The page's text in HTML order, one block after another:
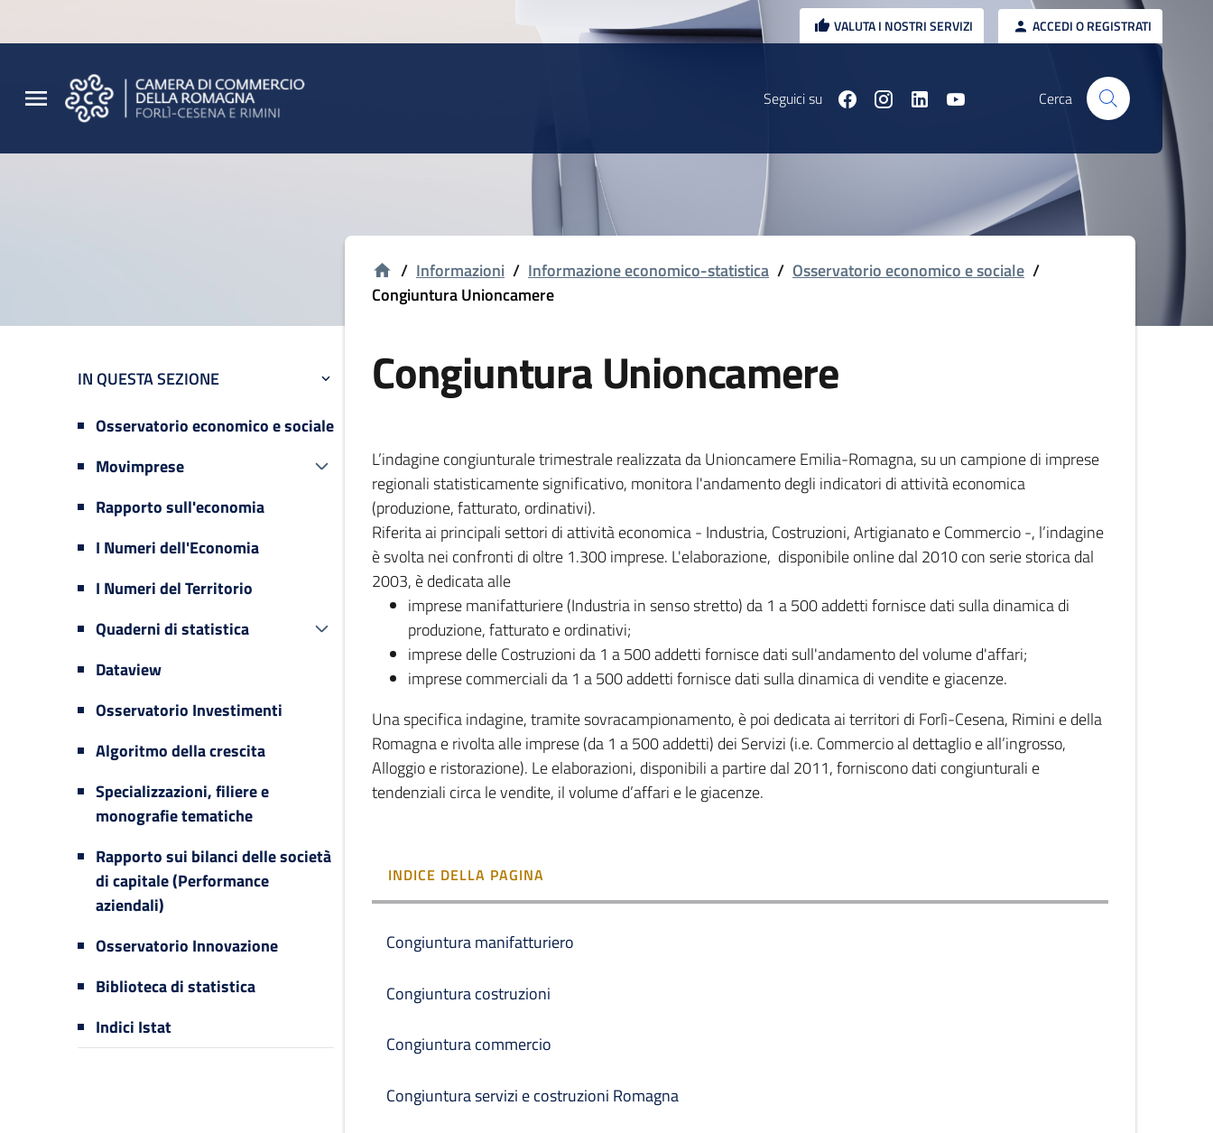
VALUTA I NOSTRI SERVIZI ACCEDI O REGISTRATI
Seguici su Cerca
IN QUESTA SEZIONE
Osservatorio economico e sociale
Movimprese
Rapporto sull'economia
I Numeri dell'Economia
I Numeri del Territorio
Quaderni di statistica
Dataview
Osservatorio Investimenti
Algoritmo della crescita
Specializzazioni, filiere e
monografie tematiche
Rapporto sui bilanci delle società
di capitale (Performance
aziendali)
Osservatorio Innovazione
Biblioteca di statistica
Indici Istat
/ Informazioni / Informazione economico-statistica / Osservatorio economico e sociale /
Congiuntura Unioncamere
Congiuntura Unioncamere
L’indagine congiunturale trimestrale realizzata da Unioncamere Emilia-Romagna, su un campione di imprese
regionali statisticamente significativo, monitora l'andamento degli indicatori di attività economica
(produzione, fatturato, ordinativi).
Riferita ai principali settori di attività economica - Industria, Costruzioni, Artigianato e Commercio -, l’indagine
è svolta nei confronti di oltre 1.300 imprese. L'elaborazione, disponibile online dal 2010 con serie storica dal
2003, è dedicata alle
imprese manifatturiere (Industria in senso stretto) da 1 a 500 addetti fornisce dati sulla dinamica di
produzione, fatturato e ordinativi;
imprese delle Costruzioni da 1 a 500 addetti fornisce dati sull'andamento del volume d'affari;
imprese commerciali da 1 a 500 addetti fornisce dati sulla dinamica di vendite e giacenze.
Una specifica indagine, tramite sovracampionamento, è poi dedicata ai territori di Forlì-Cesena, Rimini e della
Romagna e rivolta alle imprese (da 1 a 500 addetti) dei Servizi (i.e. Commercio al dettaglio e all’ingrosso,
Alloggio e ristorazione). Le elaborazioni, disponibili a partire dal 2011, forniscono dati congiunturali e
tendenziali circa le vendite, il volume d’affari e le giacenze.
INDICE DELLA PAGINA
Congiuntura manifatturiero
Congiuntura costruzioni
Congiuntura commercio
Congiuntura servizi e costruzioni Romagna